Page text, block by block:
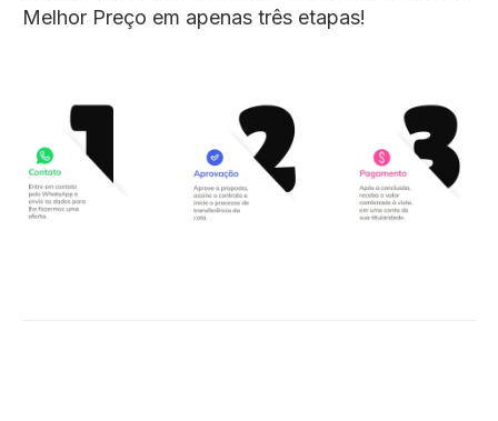
Melhor Preço em apenas três etapas!